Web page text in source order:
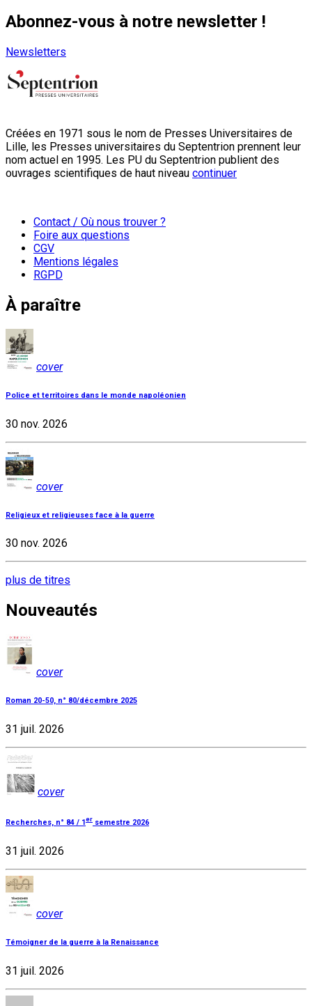
Abonnez-vous à notre newsletter !
Newsletters
Créées en 1971 sous le nom de Presses Universitaires de
Lille, les Presses universitaires du Septentrion prennent leur
nom actuel en 1995. Les PU du Septentrion publient des
ouvrages scientifiques de haut niveau continuer
Contact / Où nous trouver ?
Foire aux questions
CGV
Mentions légales
RGPD
À paraître
cover
Police et territoires dans le monde napoléonien
30 nov. 2026
cover
Religieux et religieuses face à la guerre
30 nov. 2026
plus de titres
Nouveautés
cover
Roman 20-50, n° 80/décembre 2025
31 juil. 2026
cover
Recherches, n° 84 / 1er semestre 2026
31 juil. 2026
cover
Témoigner de la guerre à la Renaissance
31 juil. 2026